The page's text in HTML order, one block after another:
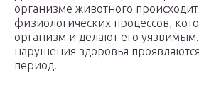
организме животного
физиологических процессов,
организм и делают его
нарушения здоровья
период.